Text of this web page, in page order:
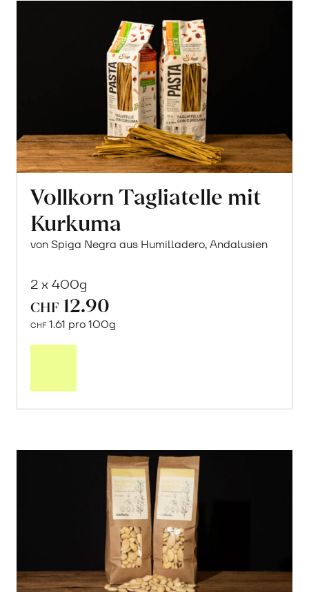
Vollkorn Tagliatelle mit
Kurkuma
von Spiga Negra aus Humilladero, Andalusien
2 x 400g
CHF 12.90
CHF 1.61 pro 100g